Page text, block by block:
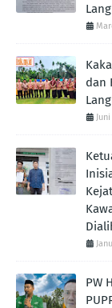
dan
PW